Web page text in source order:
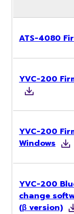
ATS-4080
YVC-200
YVC-200
Windows
YVC-200
change
(β version)